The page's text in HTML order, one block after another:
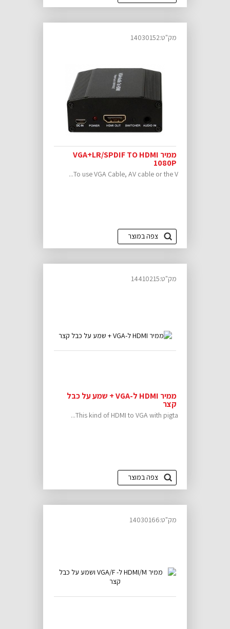
ממיר VGA+LR/SPDIF TO HDMI
1080P
To use VGA Cable, AV cable or the V...
צפה במוצר
מק"ט:14030152
ממיר HDMI ל-VGA + שמע על כבל
קצר
This kind of HDMI to VGA with pigta...
צפה במוצר
מק"ט:14410215
מק"ט:14030166